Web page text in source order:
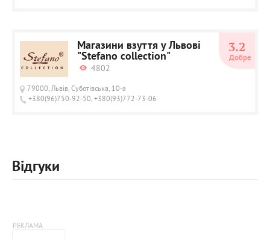
Магазини взуття у Львові
"Stefano collection"
4802
79000, Львів, Суботівська, 10-а
+380(96)750-92-50, +380(93)772-73-06
3.2
Добре
Відгуки